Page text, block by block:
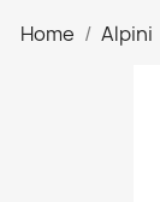
Home Alpini